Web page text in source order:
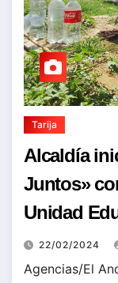
Tarija
Alcaldía
Juntos»
Unidad
22/02/2024
Agencias/El